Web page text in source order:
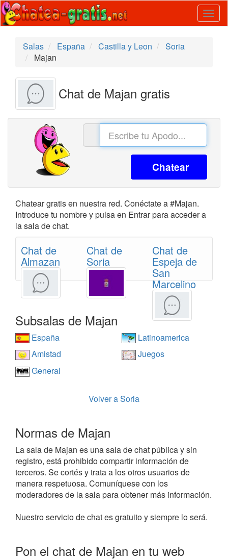
Salas
España Castilla y Leon
Soria
Majan
Chat de Majan gratis
Chatear
Chatear gratis en nuestra red. Conéctate a #Majan.
Introduce tu nombre y pulsa en Entrar para acceder a
la sala de chat.
Chat de
Almazan
Chat de
Soria
Chat de
Espeja de
San
Marcelino
Subsalas de Majan
España
Latinoamerica
Amistad
Juegos
General
Volver a Soria
Normas de Majan
La sala de Majan es una sala de chat pública y sin
registro, está prohibido compartir información de
terceros. Se cortés y trata a los otros usuarios de
manera respetuosa. Comuníquese con los
moderadores de la sala para obtener más información.
Nuestro servicio de chat es gratuito y siempre lo será.
Pon el chat de Majan en tu web